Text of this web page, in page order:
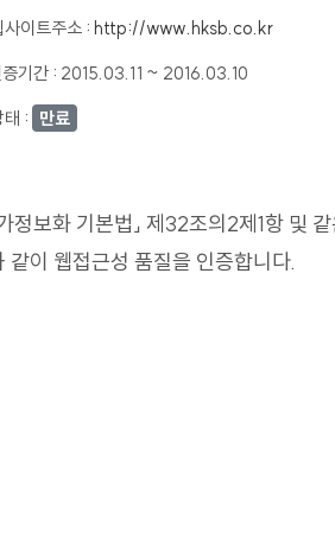
사이트주소 :http://www.hksb.co.kr
기간 : 2015.03.11 ~ 2016.03.10
태 : 만료
가정보화 기본법」 제32조의2제1항 및
같이 웹접근성 품질을 인증합니다.